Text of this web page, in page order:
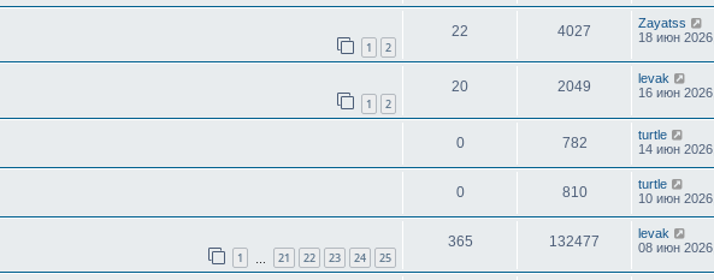
1 2
22 4027
Zayatss
18 июн
1 2
20 2049
levak
16 июн
0 782
turtle
14 июн
0 810
turtle
10 июн
1 21 22 23 24 25
365 132477
levak
08 июн